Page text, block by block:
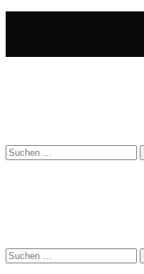
Suchen
nach:
Suchen
nach: